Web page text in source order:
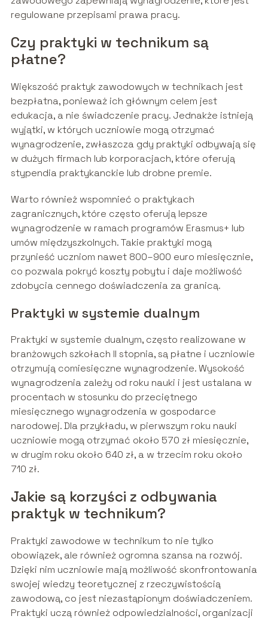
regulowane przepisami prawa pracy.
Czy praktyki w technikum są
płatne?
Większość praktyk zawodowych w technikach jest
bezpłatna, ponieważ ich głównym celem jest
edukacja, a nie świadczenie pracy. Jednakże istnieją
wyjątki, w których uczniowie mogą otrzymać
wynagrodzenie, zwłaszcza gdy praktyki odbywają się
w dużych firmach lub korporacjach, które oferują
stypendia praktykanckie lub drobne premie.
Warto również wspomnieć o praktykach
zagranicznych, które często oferują lepsze
wynagrodzenie w ramach programów Erasmus+ lub
umów międzyszkolnych. Takie praktyki mogą
przynieść uczniom nawet 800–900 euro miesięcznie,
co pozwala pokryć koszty pobytu i daje możliwość
zdobycia cennego doświadczenia za granicą.
Praktyki w systemie dualnym
Praktyki w systemie dualnym, często realizowane w
branżowych szkołach II stopnia, są płatne i uczniowie
otrzymują comiesięczne wynagrodzenie. Wysokość
wynagrodzenia zależy od roku nauki i jest ustalana w
procentach w stosunku do przeciętnego
miesięcznego wynagrodzenia w gospodarce
narodowej. Dla przykładu, w pierwszym roku nauki
uczniowie mogą otrzymać około 570 zł miesięcznie,
w drugim roku około 640 zł, a w trzecim roku około
710 zł.
Jakie są korzyści z odbywania
praktyk w technikum?
Praktyki zawodowe w technikum to nie tylko
obowiązek, ale również ogromna szansa na rozwój.
Dzięki nim uczniowie mają możliwość skonfrontowania
swojej wiedzy teoretycznej z rzeczywistością
zawodową, co jest niezastąpionym doświadczeniem.
Praktyki uczą również odpowiedzialności, organizacji